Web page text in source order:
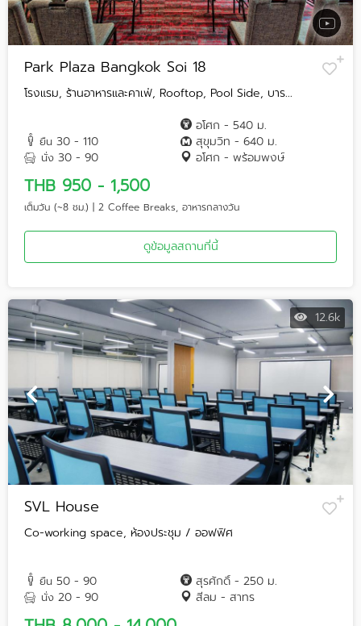
Park Plaza Bangkok Soi 18
โรงแรม, ร้านอาหารและคาเฟ่, Rooftop, Pool Side, บาร...
ยืน 30 - 110
นั่ง 30 - 90
อโศก - 540 ม.
สุขุมวิท - 640 ม.
อโศก - พร้อมพงษ์
THB 950 - 1,500
เต็มวัน (~8 ชม.) | 2 Coffee Breaks, อาหารกลางวัน
ดูข้อมูลสถานที่นี้
12.6k
SVL House
Co-working space, ห้องประชุม / ออฟฟิศ
ยืน 50 - 90
นั่ง 20 - 90
สุรศักดิ์ - 250 ม.
สีลม - สาทร